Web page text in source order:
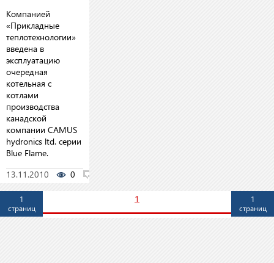
Компанией
«Прикладные
теплотехнологии»
введена в
эксплуатацию
очередная
котельная с
котлами
производства
канадской
компании CAMUS
hydronics ltd. серии
Blue Flame.
13.11.2010
0
1
страниц
1
страниц
1